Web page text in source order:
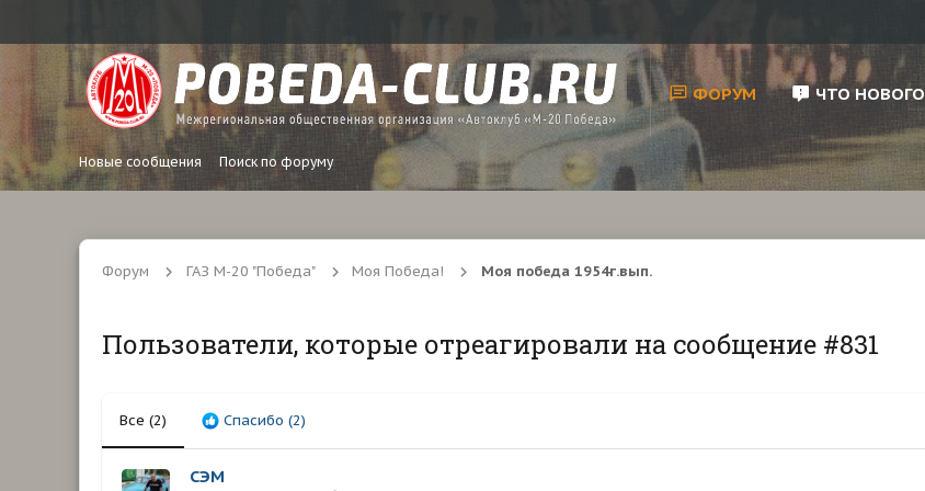
ФОРУМ ЧТО НОВОГО
Новые сообщения Поиск по форуму
Форум ГАЗ М-20 "Победа" Моя Победа! Моя победа 1954г.вып.
Пользователи, которые отреагировали на сообщение #831
Все (2) Спасибо (2)
СЭМ